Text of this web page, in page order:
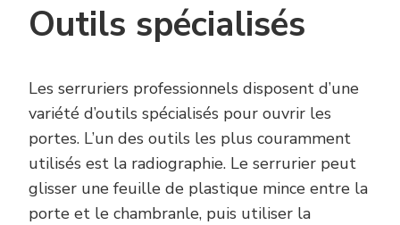
Outils spécialisés
Les serruriers professionnels disposent d’une
variété d’outils spécialisés pour ouvrir les
portes. L’un des outils les plus couramment
utilisés est la radiographie. Le serrurier peut
glisser une feuille de plastique mince entre la
porte et le chambranle, puis utiliser la